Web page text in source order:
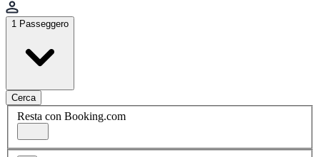
1 Passeggero
Cerca
Resta con Booking.com